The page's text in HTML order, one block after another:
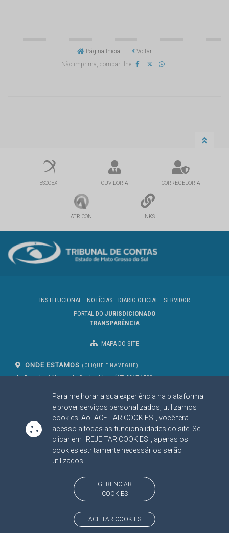
Para melhorar a sua experiência na plataforma
e prover serviços personalizados, utilizamos
cookies. Ao "ACEITAR COOKIES", você terá
acesso a todas as funcionalidades do site. Se
clicar em "REJEITAR COOKIES", apenas os
cookies estritamente necessários serão
utilizados.
GERENCIAR
COOKIES
ACEITAR COOKIES
Página Inicial
Voltar
Não imprima, compartilhe
ESCOEX OUVIDORIA CORREGEDORIA
ATRICON LINKS
INSTITUCIONAL NOTÍCIAS DIÁRIO OFICIAL
SERVIDOR
PORTAL DO JURISDICIONADO
TRANSPARÊNCIA
MAPA DO SITE
ONDE ESTAMOS (CLIQUE E NAVEGUE)
Av. Des. José Nunes da Cunha, bloco
Campo Grande/MS
CEP: 79031-310
(67) 3317-1500
SIGA NOSSAS REDES SOCIAIS
Linked InYoutube
Facebook
X
BAIXE NOSSO APLICATIVO